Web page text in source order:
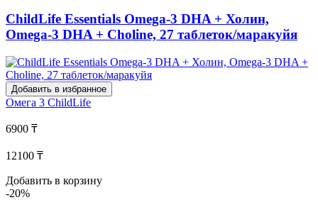
ChildLife Essentials Omega-3 DHA + Холин,
Omega-3 DHA + Choline, 27 таблеток/маракуйя
Добавить в избранное
Омега 3 ChildLife
6900 ₸
12100 ₸
Добавить в корзину
-20%